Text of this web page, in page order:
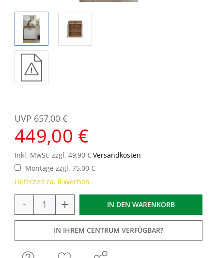
449,00 €
UVP 657,00 €
Inkl. MwSt. zzgl. 49,90 € Versandkosten
Lieferzeit ca. 8 Wochen
Montage zzgl. 75,00 €
- + IN DEN WARENKORB
IN IHREM CENTRUM VERFÜGBAR?